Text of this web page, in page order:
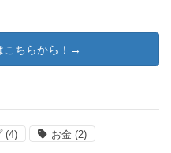
こちらから！→
(4) お金 (2)